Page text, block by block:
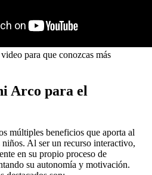
para que conozcas más
Arco para el
múltiples beneficios que aporta al
Al ser un recurso interactivo,
en su propio proceso de
su autonomía y motivación.